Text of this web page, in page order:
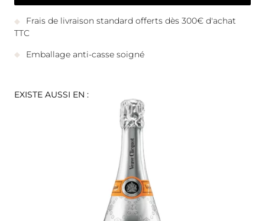
Frais de livraison standard offerts dès 300€ d'achat
TTC
Emballage anti-casse soigné
EXISTE AUSSI EN :